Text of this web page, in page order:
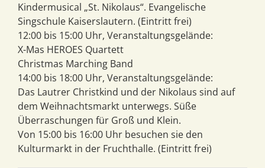
Kindermusical „St. Nikolaus“. Evangelische
Singschule Kaiserslautern. (Eintritt frei)
12:00 bis 15:00 Uhr, Veranstaltungsgelände:
X-Mas HEROES Quartett
Christmas Marching Band
14:00 bis 18:00 Uhr, Veranstaltungsgelände:
Das Lautrer Christkind und der Nikolaus sind auf
dem Weihnachtsmarkt unterwegs. Süße
Überraschungen für Groß und Klein.
Von 15:00 bis 16:00 Uhr besuchen sie den
Kulturmarkt in der Fruchthalle. (Eintritt frei)